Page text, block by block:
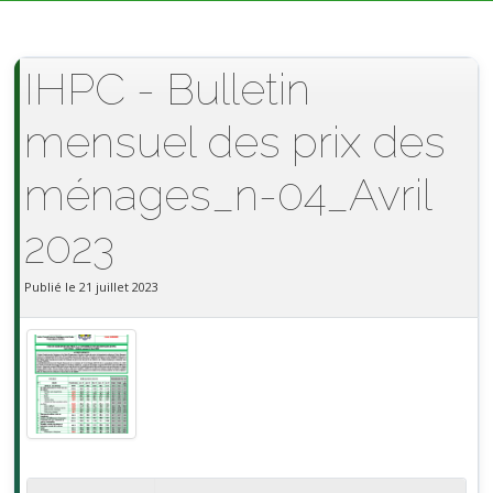
IHPC - Bulletin
mensuel des prix des
ménages_n-04_Avril
2023
Publié le 21 juillet 2023